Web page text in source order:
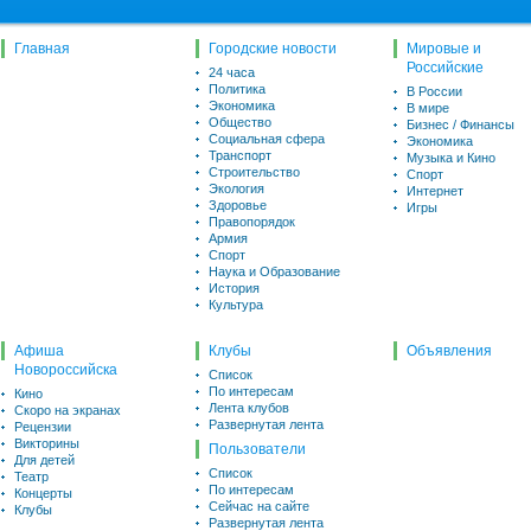
Главная Городские новости
24 часа
Политика
Экономика
Общество
Социальная сфера
Транспорт
Строительство
Экология
Здоровье
Правопорядок
Армия
Спорт
Наука и Образование
История
Культура
Мировые и
Российские
В России
В мире
Бизнес / Финансы
Экономика
Музыка и Кино
Спорт
Интернет
Игры
Афиша
Новороссийска
Кино
Скоро на экранах
Рецензии
Викторины
Для детей
Театр
Концерты
Клубы
Клубы
Список
По интересам
Лента клубов
Развернутая лента
Пользователи
Список
По интересам
Сейчас на сайте
Развернутая лента
Объявления